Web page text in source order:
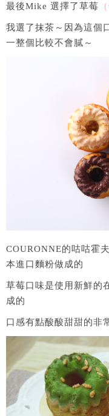
最後Mike 選擇了草莓
我選了抹茶～因為這個
一整個比較不會膩～
COURONNE的咕咕霍
本進口麵粉做成的
草莓口味是使用新鮮的
成的
口感有點酸酸甜甜的非